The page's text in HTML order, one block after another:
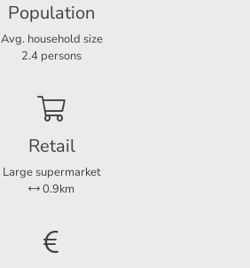
1
45 m²
Population
Avg. household size
2.4 persons
Retail
Large supermarket
0.9km